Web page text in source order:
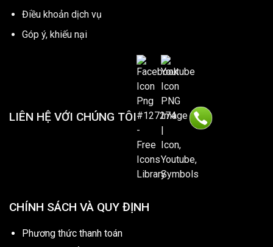
Điều khoản dịch vụ
Góp ý, khiếu nại
LIÊN HỆ VỚI CHÚNG TÔI
CHÍNH SÁCH VÀ QUY ĐỊNH
Phương thức thanh toán